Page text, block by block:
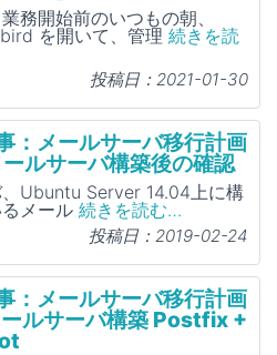
務開始前のいつもの朝、
を開いて、管理 続きを読
投稿日：2021-01-30
：メールサーバ移行計画
ルサーバ構築後の確認
Ubuntu Server 14.04上に構
メール 続きを読む…
投稿日：2019-02-24
：メールサーバ移行計画
ルサーバ構築 Postfix +